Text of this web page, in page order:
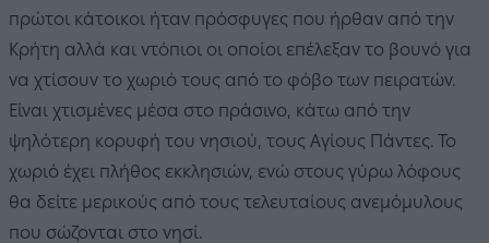
πρώτοι κάτοικοι ήταν πρόσφυγες που ήρθαν από την
Κρήτη αλλά και ντόπιοι οι οποίοι επέλεξαν το βουνό για
να χτίσουν το χωριό τους από το φόβο των πειρατών.
Είναι χτισμένες μέσα στο πράσινο, κάτω από την
ψηλότερη κορυφή του νησιού, τους Αγίους Πάντες. Το
χωριό έχει πλήθος εκκλησιών, ενώ στους γύρω λόφους
θα δείτε μερικούς από τους τελευταίους ανεμόμυλους
που σώζονται στο νησί.